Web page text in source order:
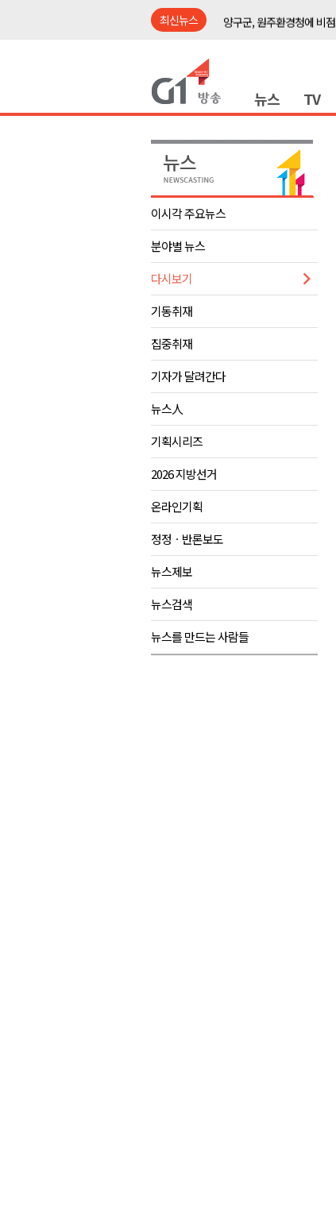
최신뉴스
양구군, 원주환경청에 비
원주시, 하반기 중소기업
태백시, 28~29일 제5회 황
오늘 극한폭염 계속..낮 최
썩고, 무르고..농산물 피해
양구군, 원주환경청에 비
<강원랜드> 관광객이 인
<강원랜드> 마카오 카지
강원도립대학교, 하반기
태백시, 28~29일 제5회 황
오늘 극한폭염 계속..낮 최고
썩고, 무르고..농산물 피해
뉴스 TV
이시각 주요뉴스
분야별 뉴스
다시보기
기동취재
집중취재
기자가 달려간다
뉴스人
기획시리즈
2026 지방선거
온라인기획
정정ㆍ반론보도
뉴스제보
뉴스검색
뉴스를 만드는 사람들